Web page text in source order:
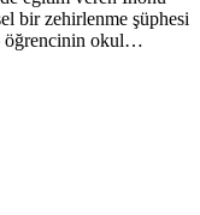
bir zehirlenme şüphesi
öğrencinin okul…